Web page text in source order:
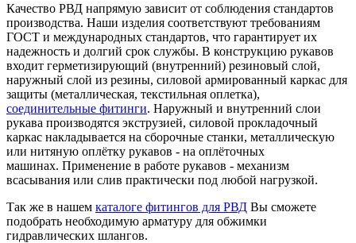
Качество РВД напрямую зависит от соблюдения стандартов
производства. Наши изделия соответствуют требованиям
ГОСТ и международных стандартов, что гарантирует их
надежность и долгий срок службы. В конструкцию рукавов
входит герметизирующий (внутренний) резиновый слой,
наружный слой из резины, силовой армированный каркас для
защиты (металлическая, текстильная оплетка),
соединительные фитинги. Наружный и внутренний слои
рукава производятся экструзией, силовой прокладочный
каркас накладывается на сборочные станки, металлическую
или нитяную оплётку рукавов - на оплёточных
машинах. Применение в работе рукавов - механизм
всасывания или слив практически под любой нагрузкой.
Так же в нашем каталоге фитингов для РВД Вы сможете
подобрать необходимую арматуру для обжимки
гидравлических шлангов.